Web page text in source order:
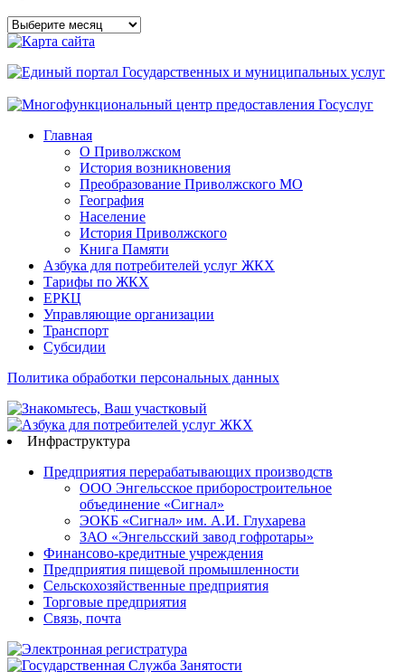
Архивы
сайта
Главная
О Приволжском
История возникновения
Преобразование Приволжского МО
География
Население
История Приволжского
Книга Памяти
Азбука для потребителей услуг ЖКХ
Тарифы по ЖКХ
ЕРКЦ
Управляющие организации
Транспорт
Субсидии
Политика обработки персональных данных
Инфраструктура
Предприятия перерабатывающих производств
ООО Энгельсское приборостроительное
объединение «Сигнал»
ЭОКБ «Сигнал» им. А.И. Глухарева
ЗАО «Энгельсский завод гофротары»
Финансово-кредитные учреждения
Предприятия пищевой промышленности
Сельскохозяйственные предприятия
Торговые предприятия
Связь, почта